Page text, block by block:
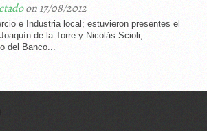
on 17/08/2012
e Industria local; estuvieron presentes el
de la Torre y Nicolás Scioli,
del Banco...